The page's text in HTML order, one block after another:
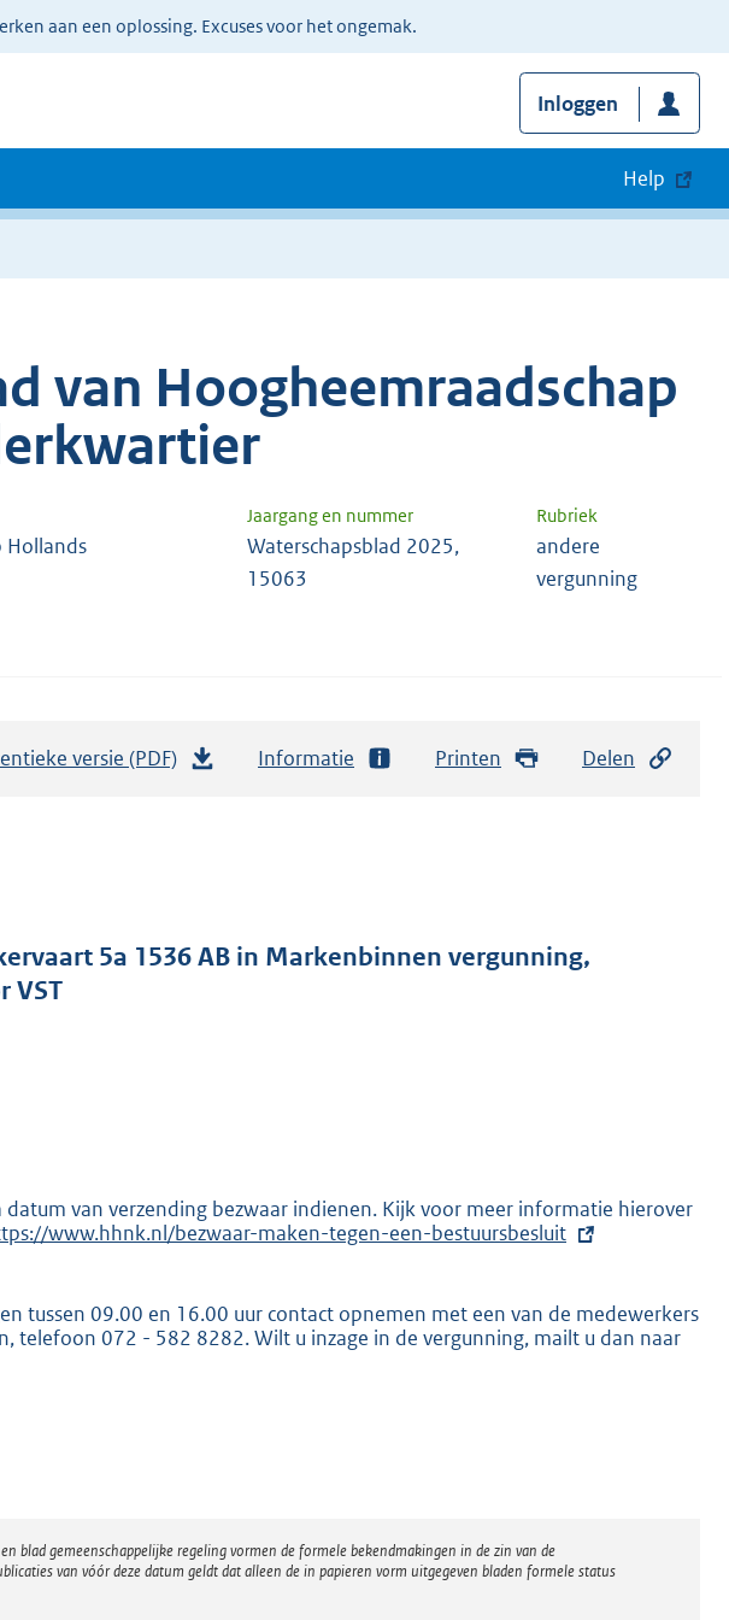
aan een oplossing. Excuses voor het ongemak.
Inloggen
Help
van Hoogheemraadschap
Jaargang en nummer Rubriek
Hollands
Waterschapsblad 2025,
15063
andere
vergunning
versie (PDF)
d
e
:
0
5
Informatie Printen Delen
5a 1536 AB in Markenbinnen vergunning,
VST
van verzending bezwaar indienen. Kijk voor meer informatie hierover
www.hhnk.nl/bezwaar-maken-tegen-een-bestuursbesluit
tussen 09.00 en 16.00 uur contact opnemen met een van de medewerkers
telefoon 072 - 582 8282. Wilt u inzage in de vergunning, mailt u dan naar
blad gemeenschappelijke regeling vormen de formele bekendmakingen in de zin van de
van vóór deze datum geldt dat alleen de in papieren vorm uitgegeven bladen formele status